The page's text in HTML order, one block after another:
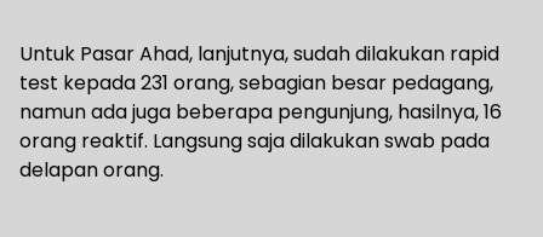
Untuk Pasar Ahad, lanjutnya, sudah dilakukan rapid
test kepada 231 orang, sebagian besar pedagang,
namun ada juga beberapa pengunjung, hasilnya, 16
orang reaktif. Langsung saja dilakukan swab pada
delapan orang.